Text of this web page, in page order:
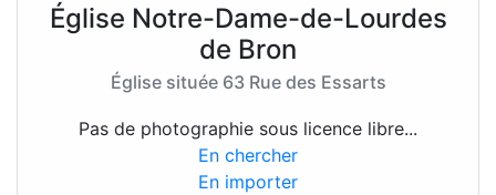
Église Notre-Dame-de-Lourdes
de Bron
Église située 63 Rue des Essarts
Pas de photographie sous licence libre...
En chercher
En importer